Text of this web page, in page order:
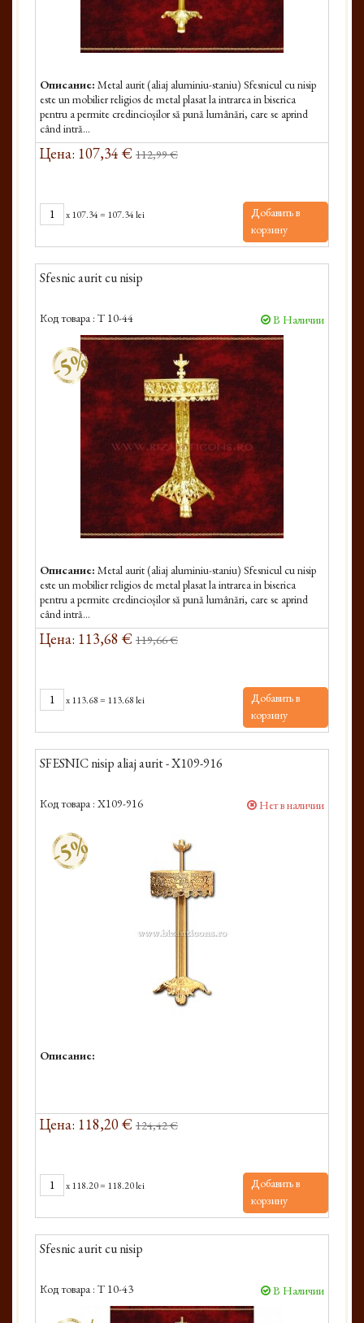
Описание: Metal aurit (aliaj aluminiu-staniu) Sfesnicul cu nisip
este un mobilier religios de metal plasat la intrarea in biserica
pentru a permite credincioșilor să pună lumânări, care se aprind
când intră...
Цена: 107,34 € 112,99 €
x107.34= 107.34 lei
Добавить в
корзину
Sfesnic aurit cu nisip
Код товара : T 10-44 В Наличии
-5%
Описание: Metal aurit (aliaj aluminiu-staniu) Sfesnicul cu nisip
este un mobilier religios de metal plasat la intrarea in biserica
pentru a permite credincioșilor să pună lumânări, care se aprind
când intră...
Цена: 113,68 € 119,66 €
x113.68= 113.68 lei
Добавить в
корзину
SFESNIC nisip aliaj aurit - X109-916
Код товара : X109-916 Нет в наличии
-5%
Описание:
Цена: 118,20 € 124,42 €
x118.20= 118.20 lei
Добавить в
корзину
Sfesnic aurit cu nisip
Код товара : T 10-43 В Наличии